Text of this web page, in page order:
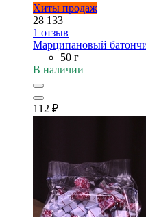
Хиты продаж
28 133
1 отзыв
Марципановый
50 г
В наличии
112 ₽